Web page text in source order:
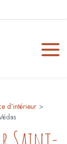
d'intérieur